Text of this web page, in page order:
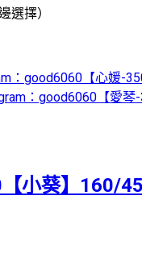
選擇）
：good6060【心媛-
：good6060【愛
小葵】160/